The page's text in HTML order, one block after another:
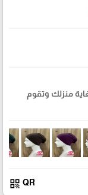
منزلك وتقوم
QR
qr_code